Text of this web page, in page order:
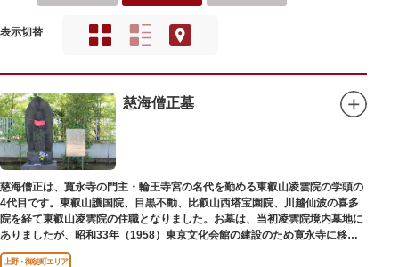
表示切替
慈海僧正墓
慈海僧正は、寛永寺の門主・輪王寺宮の名代を勤める東叡山凌雲院の学頭の
4代目です。東叡山護国院、目黒不動、比叡山西塔宝園院、川越仙波の喜多
院を経て東叡山凌雲院の住職となりました。お墓は、当初凌雲院境内墓地に
ありましたが、昭和33年（1958）東京文化会館の建設のため寛永寺に移築
されました。
上野・御徒町エリア